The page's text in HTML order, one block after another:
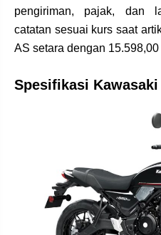
pengiriman, pajak, dan
catatan sesuai kurs saat
AS setara dengan
Spesifikasi Kawasaki